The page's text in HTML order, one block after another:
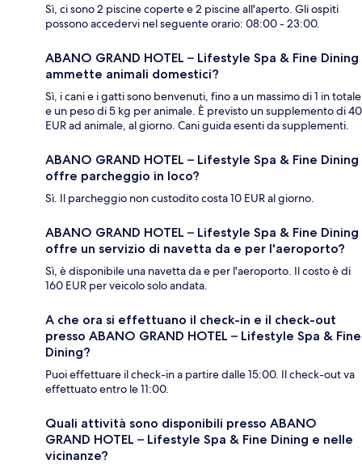
Sì, ci sono 2 piscine coperte e 2 piscine all'aperto. Gli ospiti
possono accedervi nel seguente orario: 08:00 - 23:00.
ABANO GRAND HOTEL – Lifestyle Spa & Fine Dining
ammette animali domestici?
Sì, i cani e i gatti sono benvenuti, fino a un massimo di 1 in totale
e un peso di 5 kg per animale. È previsto un supplemento di 40
EUR ad animale, al giorno. Cani guida esenti da supplementi.
ABANO GRAND HOTEL – Lifestyle Spa & Fine Dining
offre parcheggio in loco?
Sì. Il parcheggio non custodito costa 10 EUR al giorno.
ABANO GRAND HOTEL – Lifestyle Spa & Fine Dining
offre un servizio di navetta da e per l'aeroporto?
Sì, è disponibile una navetta da e per l'aeroporto. Il costo è di
160 EUR per veicolo solo andata.
A che ora si effettuano il check-in e il check-out
presso ABANO GRAND HOTEL – Lifestyle Spa & Fine
Dining?
Puoi effettuare il check-in a partire dalle 15:00. Il check-out va
effettuato entro le 11:00.
Quali attività sono disponibili presso ABANO
GRAND HOTEL – Lifestyle Spa & Fine Dining e nelle
vicinanze?